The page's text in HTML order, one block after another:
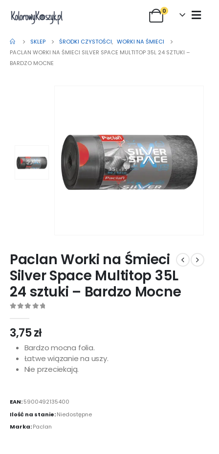
0
SKLEP ŚRODKI CZYSTOŚCI, WORKI NA ŚMIECI
PACLAN WORKI NA ŚMIECI SILVER SPACE MULTITOP 35L 24 SZTUKI –
BARDZO MOCNE
Paclan Worki na Śmieci
Silver Space Multitop 35L
24 sztuki – Bardzo Mocne
3,75zł
Bardzo mocna folia.
Łatwe wiązanie na uszy.
Nie przeciekają.
EAN:5900492135400
Ilość na stanie:Niedostępne
Marka:Paclan